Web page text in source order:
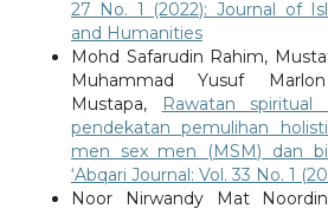
27 No. 1 (2022): Journal of
and Humanities
Mohd Safarudin Rahim,
Muhammad Yusuf
Mustapa,
Rawatan spiritual
pendekatan pemulihan
men sex men (MSM) dan
‘Abqari Journal: Vol. 33 No. 1
Noor Nirwandy Mat